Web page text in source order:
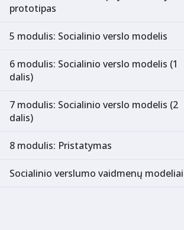
prototipas
5 modulis: Socialinio verslo modelis
6 modulis: Socialinio verslo modelis (1
dalis)
7 modulis: Socialinio verslo modelis (2
dalis)
8 modulis: Pristatymas
Socialinio verslumo vaidmenų modeliai